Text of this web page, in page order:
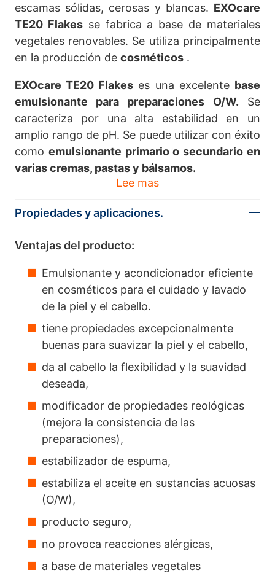
escamas sólidas, cerosas y blancas. EXOcare
TE20 Flakesse fabrica a base de materiales
vegetales renovables. Se utiliza principalmente
en la producción de cosméticos .
EXOcare TE20 Flakes es una excelente base
emulsionante para preparaciones O/W. Se
caracteriza por una alta estabilidad en un
amplio rango de pH. Se puede utilizar con éxito
como emulsionante primario o secundario en
varias cremas, pastas y bálsamos.
Lee mas
Propiedades y aplicaciones.
Ventajas del producto:
Emulsionante y acondicionador eficiente
en cosméticos para el cuidado y lavado
de la piel y el cabello.
tiene propiedades excepcionalmente
buenas para suavizar la piel y el cabello,
da al cabello la flexibilidad y la suavidad
deseada,
modificador de propiedades reológicas
(mejora la consistencia de las
preparaciones),
estabilizador de espuma,
estabiliza el aceite en sustancias acuosas
(O/W),
producto seguro,
no provoca reacciones alérgicas,
a base de materiales vegetales